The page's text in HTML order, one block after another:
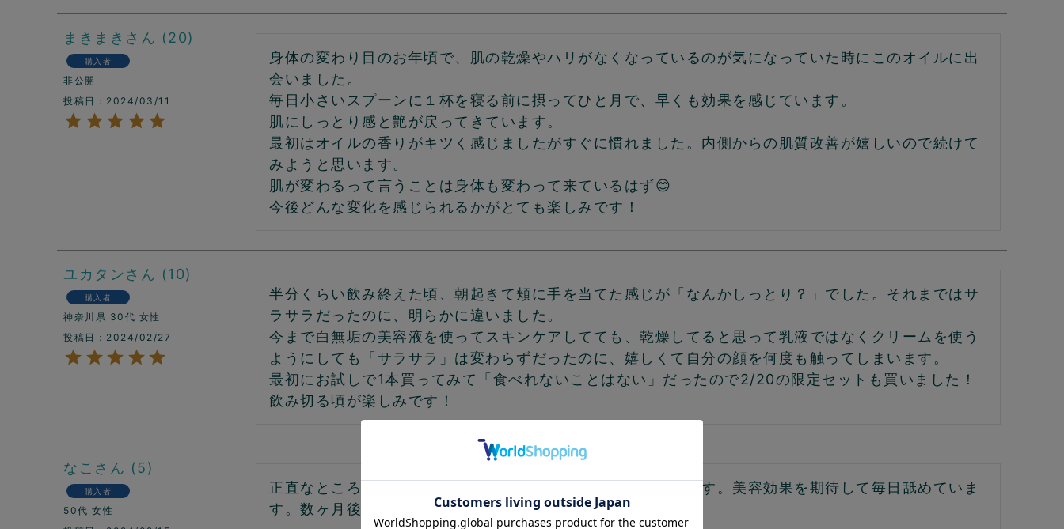
まきまき 20
購入者
非公開
投稿日
2024/03/11
身体の変わり目のお年頃で、肌の乾燥やハリがなくなっているのが気になっていた時にこのオイルに出
会いました。
毎日小さいスプーンに１杯を寝る前に摂ってひと月で、早くも効果を感じています。
肌にしっとり感と艶が戻ってきています。
最初はオイルの香りがキツく感じましたがすぐに慣れました。内側からの肌質改善が嬉しいので続けて
みようと思います。
肌が変わるって言うことは身体も変わって来ているはず😊
ユカタン 10
購入者
神奈川県 30代 女性
投稿日
2024/02/27
半分くらい飲み終えた頃、朝起きて頬に手を当てた感じが「なんかしっとり？」でした。それまではサ
ラサラだったのに、明らかに違いました。
今まで白無垢の美容液を使ってスキンケアしてても、乾燥してると思って乳液ではなくクリームを使う
ようにしても「サラサラ」は変わらずだったのに、嬉しくて自分の顔を何度も触ってしまいます。
最初にお試しで1本買ってみて「食べれないことはない」だったので2/20の限定セットも買いました！
飲み切る頃が楽しみです！
なこ 5
購入者
50代 女性
正直なところ、すごく美味しいとは思いませんが、続けられます。美容効果を期待して毎日舐めていま
す。数ヶ月後が楽しみです。